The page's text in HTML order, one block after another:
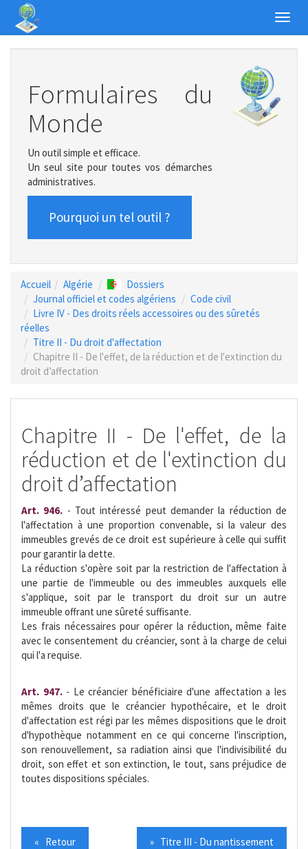
Formulaires du
Monde
Un outil simple et efficace.
Un seul site pour toutes vos démarches
administratives.
Pourquoi un tel outil ?
Accueil Algérie
Dossiers
Journal officiel et codes algériens
Code civil
Livre IV - Des droits réels accessoires ou des sûretés
réelles
Titre II - Du droit d'affectation
Chapitre II - De l'effet, de la réduction et de l'extinction du
droit d’affectation
Chapitre II - De l'effet, de la
réduction et de l'extinction du
droit d’affectation
Art. 946. - Tout intéressé peut demander la réduction de
l'affectation à une proportion convenable, si la valeur des
immeubles grevés de ce droit est supérieure à celle qui suffit
pour garantir la dette.
La réduction s'opère soit par la restriction de l'affectation à
une partie de l'immeuble ou des immeubles auxquels elle
s'applique, soit par le transport du droit sur un autre
immeuble offrant une sûreté suffisante.
Les frais nécessaires pour opérer la réduction, même faite
avec le consentement du créancier, sont à la charge de celui
qui l'a requise.
Art. 947. - Le créancier bénéficiaire d'une affectation a les
mêmes droits que le créancier hypothécaire, et le droit
d'affectation est régi par les mêmes dispositions que le droit
d'hypothèque notamment en ce qui concerne l'inscription,
son renouvellement, sa radiation ainsi que l'indivisibilité du
droit, son effet et son extinction, le tout, sans préjudice de
toutes dispositions spéciales.
« Retour » Titre III - Du nantissement